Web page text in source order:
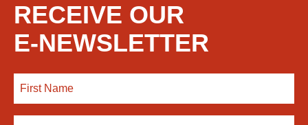
RECEIVE OUR
E-NEWSLETTER